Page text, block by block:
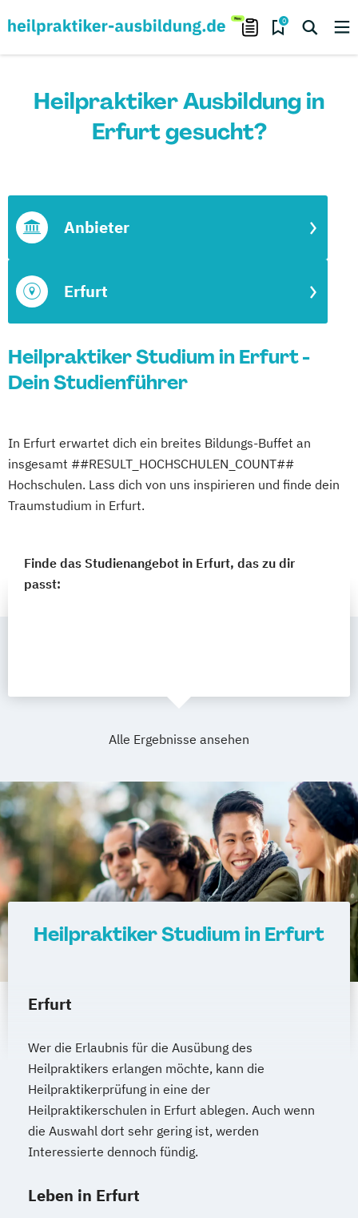
0
Heilpraktiker Ausbildung in
Erfurt gesucht?
Erfurt
Anbieter
Heilpraktiker Studium in Erfurt -
Dein Studienführer
In Erfurt erwartet dich ein breites Bildungs-Buffet an
insgesamt ##RESULT_HOCHSCHULEN_COUNT##
Hochschulen. Lass dich von uns inspirieren und finde dein
Traumstudium in Erfurt.
Finde das Studienangebot in Erfurt, das zu dir
passt:
Alle Ergebnisse ansehen
Heilpraktiker Studium in Erfurt
Erfurt
Wer die Erlaubnis für die Ausübung des
Heilpraktikers erlangen möchte, kann die
Heilpraktikerprüfung in eine der
Heilpraktikerschulen in Erfurt ablegen. Auch wenn
die Auswahl dort sehr gering ist, werden
Interessierte dennoch fündig.
Leben in Erfurt